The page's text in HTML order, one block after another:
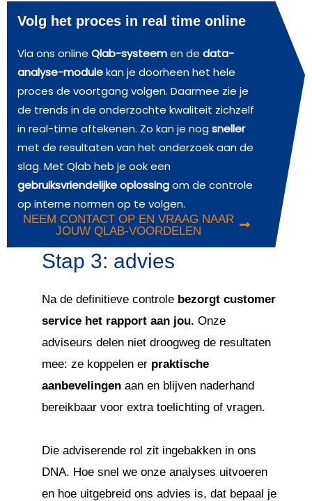
Volg het proces in real time online
Via ons online Qlab-systeemen de data-
analyse-modulekan je doorheen het hele
proces de voortgang volgen. Daarmee zie je
de trends in de onderzochte kwaliteit zichzelf
in real-time aftekenen. Zo kan je nogsneller
met de resultaten van het onderzoek aan de
slag. Met Qlab heb je ook een
gebruiksvriendelijke oplossingom de controle
op interne normen op te volgen.
NEEM CONTACT OP EN VRAAG NAAR
JOUW QLAB-VOORDELEN
Stap 3: advies
Na de definitieve controle bezorgt customer
service het rapport aan jou. Onze
adviseurs delen niet droogweg de resultaten
mee: ze koppelen er praktische
aanbevelingen aan en blijven naderhand
bereikbaar voor extra toelichting of vragen.
Die adviserende rol zit ingebakken in ons
DNA. Hoe snel we onze analyses uitvoeren
en hoe uitgebreid ons advies is, dat bepaal je